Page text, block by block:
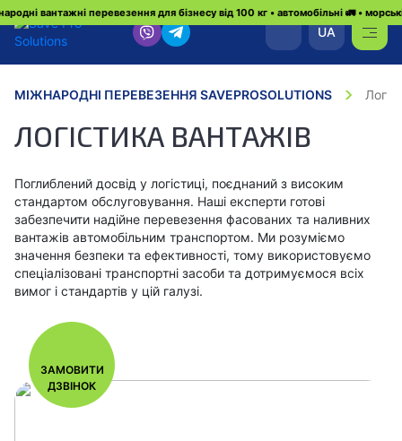
перевезення для бізнесу від 100 кг • автомобільні 🚛 • морські 🛳 • авіа ✈️
UA
МІЖНАРОДНІ ПЕРЕВЕЗЕННЯ SAVEPROSOLUTIONS
ЛОГІСТИКА ВАНТАЖІВ
Поглиблений досвід у логістиці, поєднаний з високим
стандартом обслуговування. Наші експерти готові
забезпечити надійне перевезення фасованих та наливних
вантажів автомобільним транспортом. Ми розуміємо
значення безпеки та ефективності, тому використовуємо
спеціалізовані транспортні засоби та дотримуємося всіх
вимог і стандартів у цій галузі.
ЗАМОВИТИ
ДЗВІНОК